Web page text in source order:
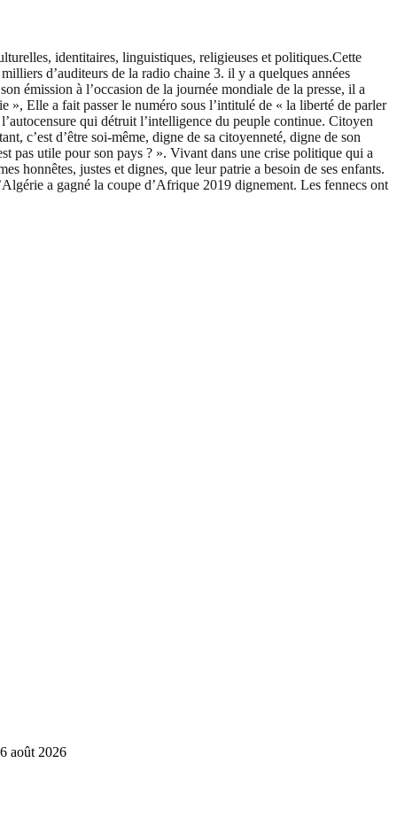
identitaires, linguistiques, religieuses et politiques.Cette
d’auditeurs de la radio chaine 3. il y a quelques années
émission à l’occasion de la journée mondiale de la presse, il a
», Elle a fait passer le numéro sous l’intitulé de « la liberté de parler
qui détruit l’intelligence du peuple continue. Citoyen
c’est d’être soi-même, digne de sa citoyenneté, digne de son
pas utile pour son pays ? ». Vivant dans une crise politique qui a
honnêtes, justes et dignes, que leur patrie a besoin de ses enfants.
a gagné la coupe d’Afrique 2019 dignement. Les fennecs ont
6 août 2026